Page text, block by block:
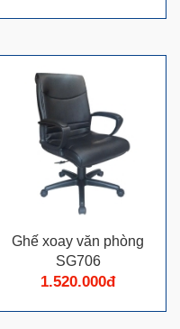
Ghế xoay văn phòng
SG706
1.520.000đ